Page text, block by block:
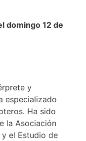
domingo 12 de
y
especializado
Ha sido
la Asociación
el Estudio de